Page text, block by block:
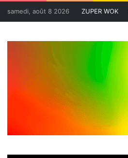
samedi, août 8 2026 ZUPER WOK